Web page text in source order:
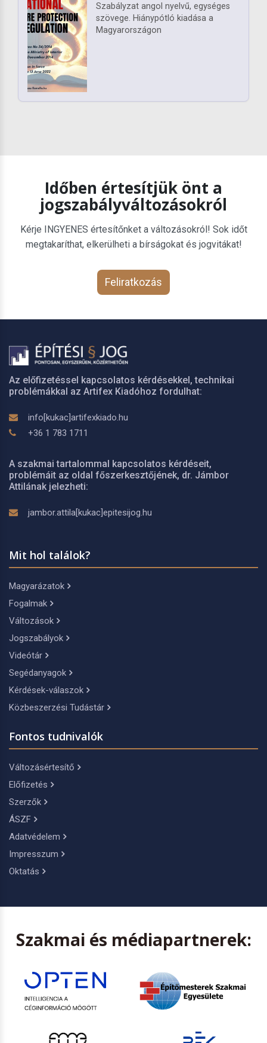
Szabályzat angol nyelvű, egységes
szövege. Hiánypótló kiadása a
Magyarországon
Időben értesítjük önt a
jogszabályváltozásokról
Kérje INGYENES értesítőnket a változásokról! Sok időt
megtakaríthat, elkerülheti a bírságokat és jogvitákat!
Feliratkozás
Az előfizetéssel kapcsolatos kérdésekkel, technikai
problémákkal az Artifex Kiadóhoz fordulhat:
info[kukac]artifexkiado.hu
+36 1 783 1711
A szakmai tartalommal kapcsolatos kérdéseit,
problémáit az oldal főszerkesztőjének, dr. Jámbor
Attilának jelezheti:
jambor.attila[kukac]epitesijog.hu
Mit hol találok?
Magyarázatok
Fogalmak
Változások
Jogszabályok
Videótár
Segédanyagok
Kérdések-válaszok
Közbeszerzési Tudástár
Fontos tudnivalók
Változásértesítő
Előfizetés
Szerzők
ÁSZF
Adatvédelem
Impresszum
Oktatás
Szakmai és médiapartnerek: